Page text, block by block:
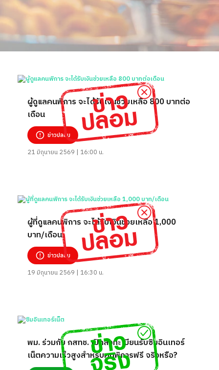
ผู้ดูแลคนพิการ จะได้รับเงินช่วยเหลือ 800 บาทต่อ
เดือน
ข่าวปลอม
21 มิถุนายน 2569 | 16:00 น.
ผู้ที่ดูแลคนพิการ จะได้รับเงินช่วยเหลือ 1,000
บาท/เดือน
ข่าวปลอม
19 มิถุนายน 2569 | 16:30 น.
พม. ร่วมกับ กสทช. เปิดลงทะเบียนรับซิมอินเทอร์
เน็ตความเร็วสูงสำหรับคนพิการฟรี จริงหรือ?